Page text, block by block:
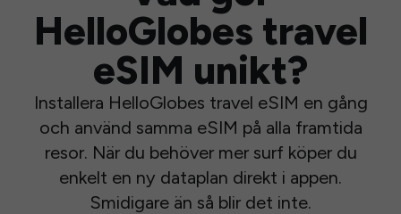
HelloGlobes travel
eSIM unikt?
Installera HelloGlobes travel eSIM en gång
och använd samma eSIM på alla framtida
resor. När du behöver mer surf köper du
enkelt en ny dataplan direkt i appen.
Smidigare än så blir det inte.